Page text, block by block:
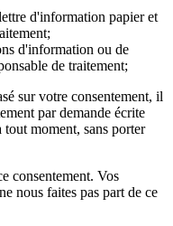
d'information papier et
d'information ou de
de traitement;
sur votre consentement, il
par demande écrite
tout moment, sans porter
consentement. Vos
nous faites pas part de ce